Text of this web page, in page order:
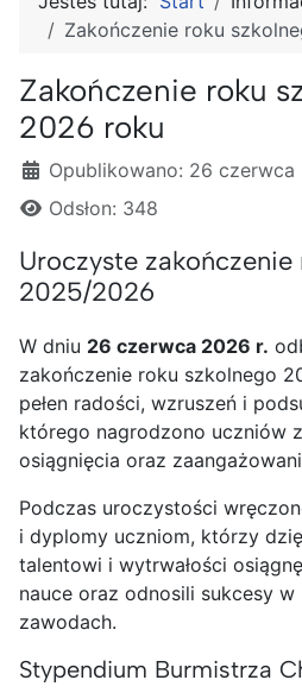
Zakończenie roku
Zakończenie roku
2026 roku
Szczegóły
Opublikowano: 26 czerwca
Odsłon: 348
Uroczyste zakończenie
2025/2026
W dniu 26 czerwca 2026 r.
zakończenie roku szkolnego
pełen radości, wzruszeń i
którego nagrodzono uczniów
osiągnięcia oraz
Podczas uroczystości
i dyplomy uczniom, którzy
talentowi i wytrwałości
nauce oraz odnosili sukcesy w
zawodach.
Stypendium Burmistrza